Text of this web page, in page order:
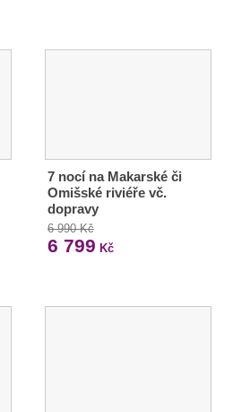
7 nocí na Makarské či
Omišské riviéře vč.
dopravy
6 990 Kč
6 799 Kč